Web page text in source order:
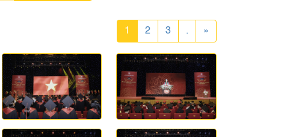
1 2 3 . »